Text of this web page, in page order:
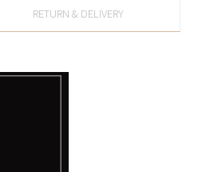
RETURN & DELIVERY